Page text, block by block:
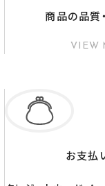
商品の品質
VIEW
お支払